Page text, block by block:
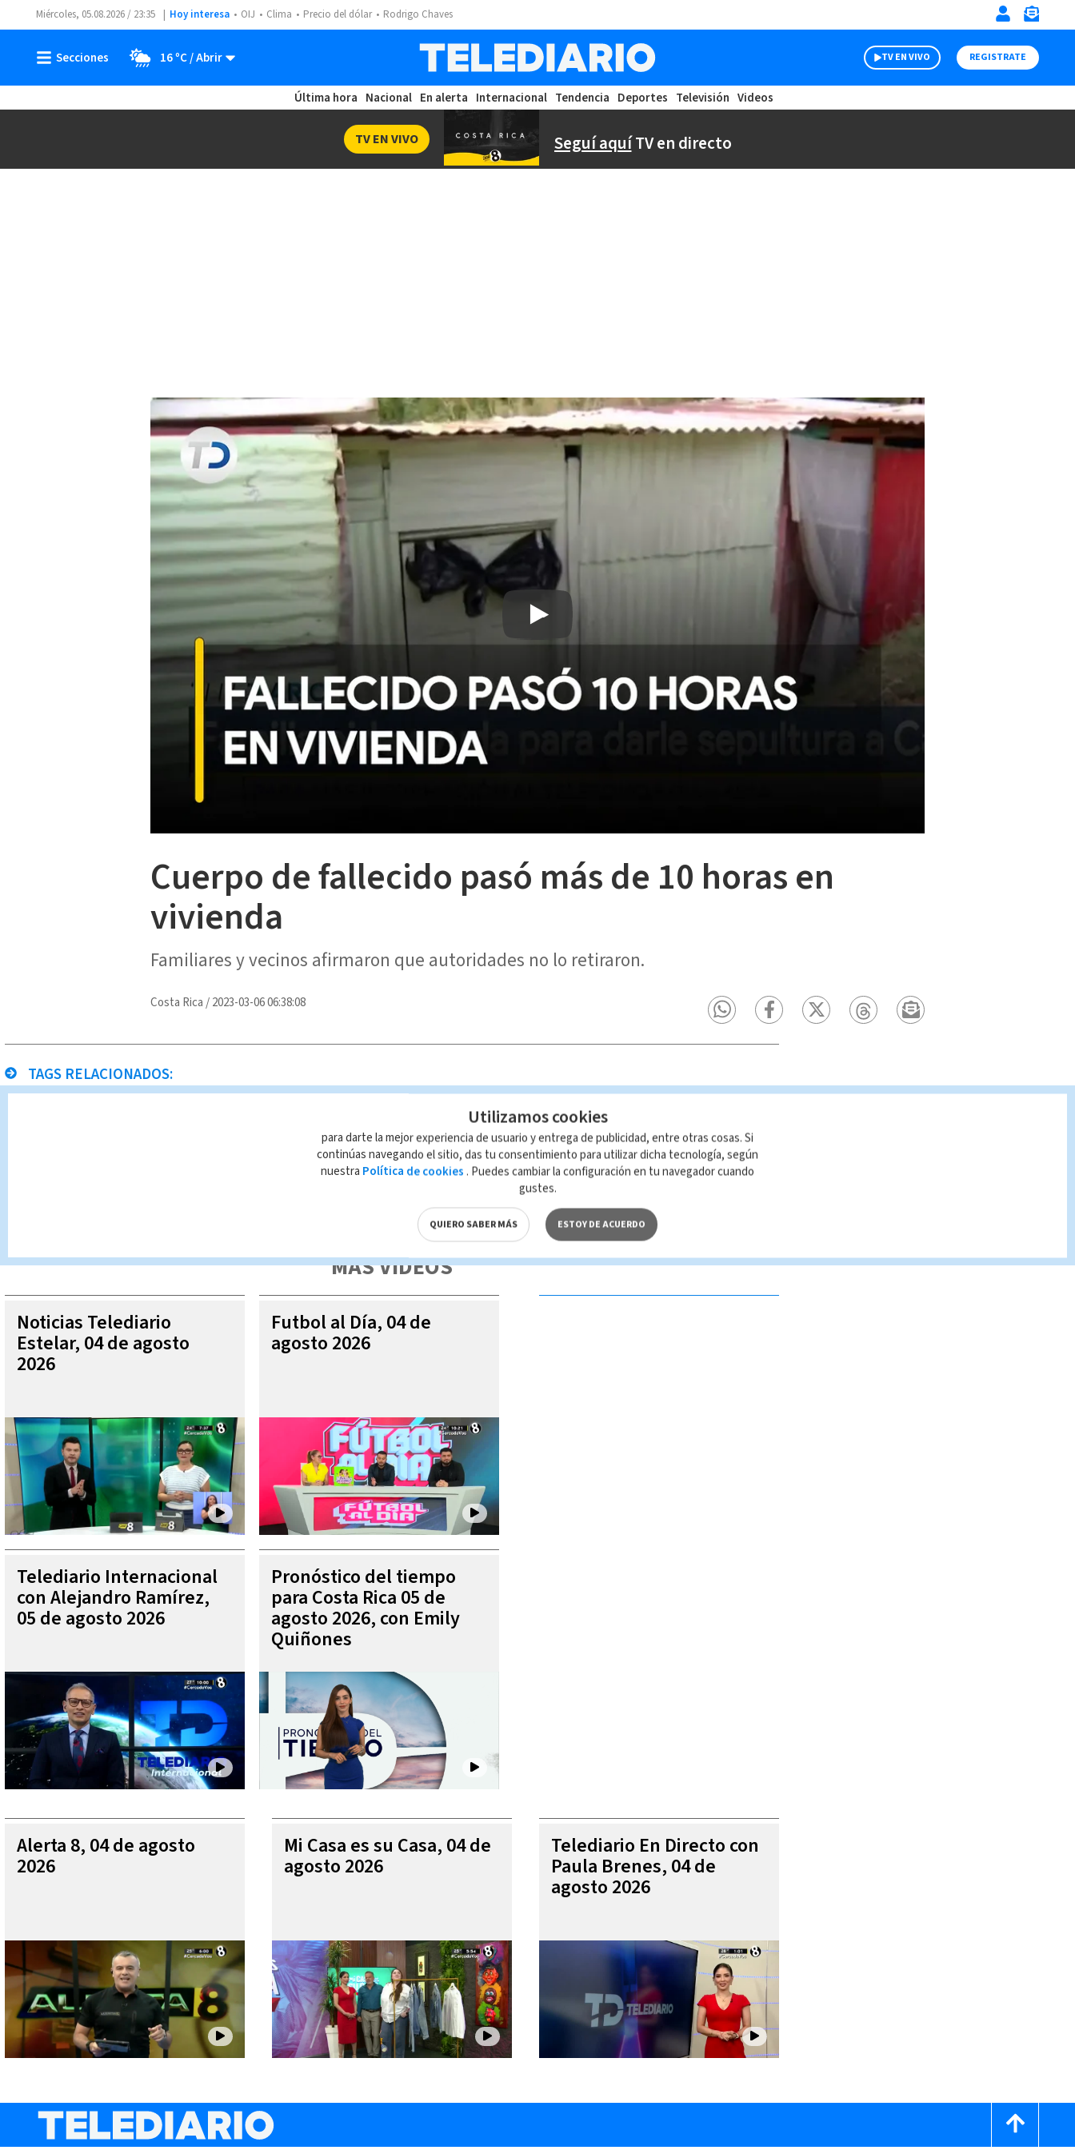
Miércoles, 05.08.2026 / 23:35 Hoy interesa OIJ Clima Precio del dólar Rodrigo Chaves
16 ºC TV EN VIVO REGISTRATE
Última hora Nacional En alerta Internacional Tendencia Deportes Televisión Videos
Seguí aquíTV en directo
TV EN VIVO
Cuerpo de fallecido pasó más de 10 horas en
vivienda
Familiares y vecinos afirmaron que autoridades no lo retiraron.
Costa Rica /2023-03-06 06:38:08
TAGS RELACIONADOS:
Queda prohibida la reproducción total o parcial del contenido de esta página, mismo que es propiedad de TELEDIARIO; su reproducción no
autorizada constituye una infracción y un delito de conformidad con las leyes aplicables.
MÁS VIDEOS
Noticias Telediario
Estelar, 04 de agosto
2026
Futbol al Día, 04 de
agosto 2026
Telediario Internacional
con Alejandro Ramírez,
05 de agosto 2026
Pronóstico del tiempo
para Costa Rica 05 de
agosto 2026, con Emily
Quiñones
Alerta 8, 04 de agosto
2026
Mi Casa es su Casa, 04 de
agosto 2026
Telediario En Directo con
Paula Brenes, 04 de
agosto 2026
Utilizamos cookies
para darte la mejor experiencia de usuario y entrega de publicidad, entre otras cosas. Si
continúas navegando el sitio, das tu consentimiento para utilizar dicha tecnología, según
nuestra Política de cookies . Puedes cambiar la configuración en tu navegador cuando
gustes.
QUIERO SABER MÁS ESTOY DE ACUERDO